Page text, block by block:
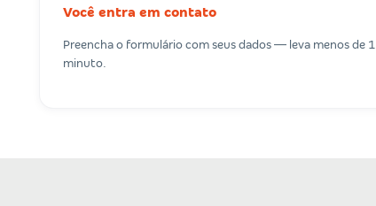
Você entra em contato
Preencha o formulário com seus dados — leva menos de 1
minuto.